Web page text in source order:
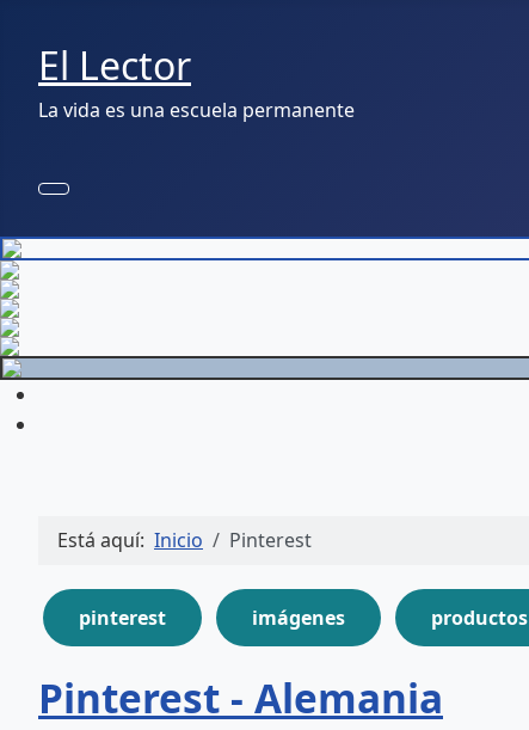
El Lector
La vida es una escuela permanente
Está aquí: Inicio Pinterest
pinterest imágenes productos
Pinterest - Alemania